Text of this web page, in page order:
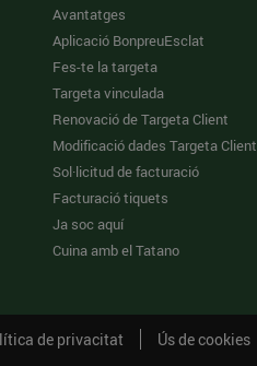
Avantatges
Aplicació BonpreuEsclat
Fes-te la targeta
Targeta vinculada
Renovació de Targeta Client
Modificació dades Targeta Client
Sol·licitud de facturació
Facturació tiquets
Ja soc aquí
Cuina amb el Tatano
de privacitat Ús de cookies